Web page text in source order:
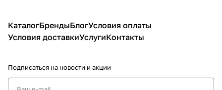
КаталогБрендыБлогУсловия оплаты
Условия доставкиУслугиКонтакты
Подписаться на новости и акции